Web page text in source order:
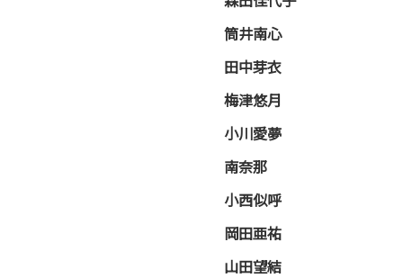
筒井南心
田中芽衣
梅津悠月
小川愛夢
南奈那
小西似呼
岡田亜祐
山田望結